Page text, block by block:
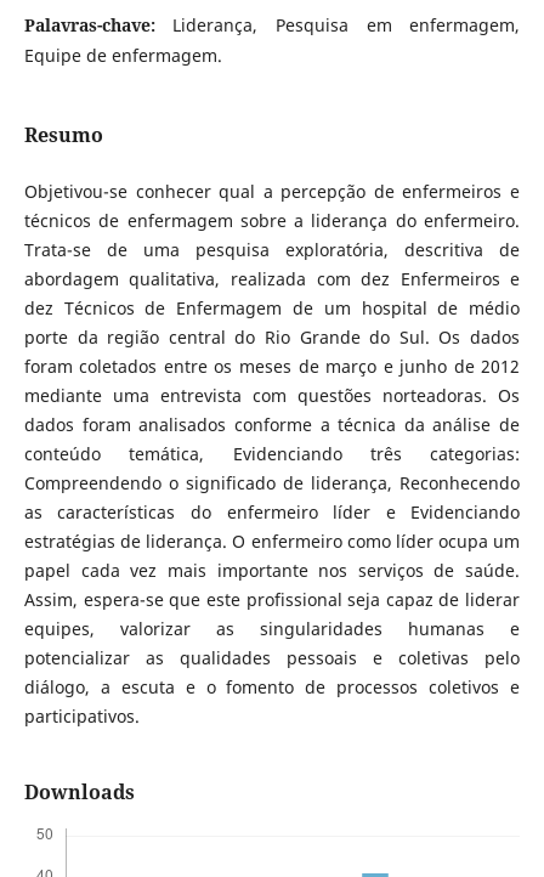
Palavras-chave: Liderança, Pesquisa em enfermagem,
Equipe de enfermagem.
Resumo
Objetivou-se conhecer qual a percepção de enfermeiros e
técnicos de enfermagem sobre a liderança do enfermeiro.
Trata-se de uma pesquisa exploratória, descritiva de
abordagem qualitativa, realizada com dez Enfermeiros e
dez Técnicos de Enfermagem de um hospital de médio
porte da região central do Rio Grande do Sul. Os dados
foram coletados entre os meses de março e junho de 2012
mediante uma entrevista com questões norteadoras. Os
dados foram analisados conforme a técnica da análise de
conteúdo temática, Evidenciando três categorias:
Compreendendo o significado de liderança, Reconhecendo
as características do enfermeiro líder e Evidenciando
estratégias de liderança. O enfermeiro como líder ocupa um
papel cada vez mais importante nos serviços de saúde.
Assim, espera-se que este profissional seja capaz de liderar
equipes, valorizar as singularidades humanas e
potencializar as qualidades pessoais e coletivas pelo
diálogo, a escuta e o fomento de processos coletivos e
participativos.
Downloads